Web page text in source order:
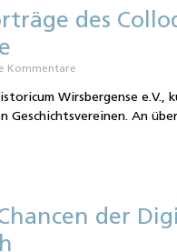
des
Kommentare
Wirsbergense
Geschichtsvereinen. An
der